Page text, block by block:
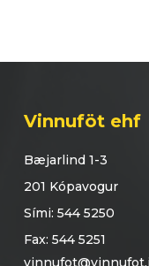
Vinnuföt ehf
Bæjarlind 1-3
201 Kópavogur
Sími: 544 5250
Fax: 544 5251